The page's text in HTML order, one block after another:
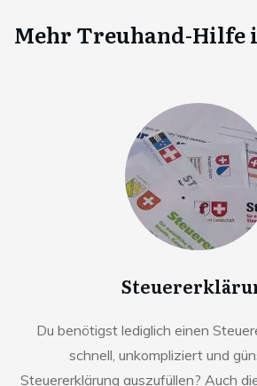
Mehr Treuhand-Hilfe
Du benötigst lediglich einen
schnell, unkompliziert und
Steuererklärung auszufüllen? Auch